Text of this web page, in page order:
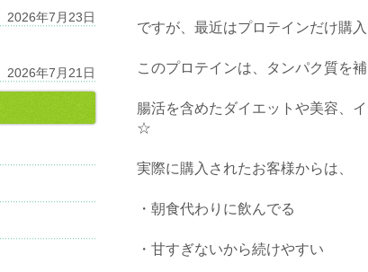
ですが、最近はプロテインだけ購
このプロテインは、タンパク質を補
腸活を含めたダイエットや美容、
☆
実際に購入されたお客様からは、
・朝食代わりに飲んでる
・甘すぎないから続けやすい
2026年7月23日
2026年7月21日